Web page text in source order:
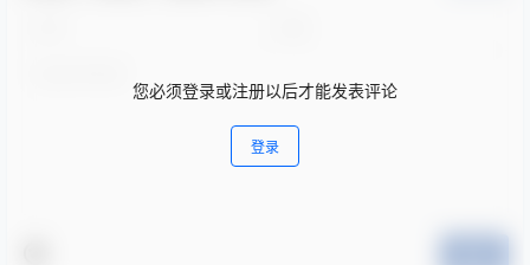
您必须登录或注册以后才能发表评论
登录